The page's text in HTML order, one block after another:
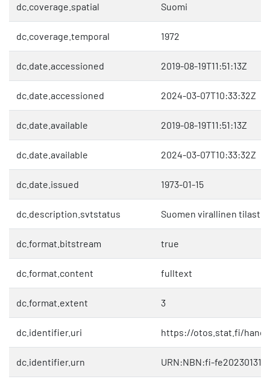
dc.coverage.spatial Suomi
dc.coverage.temporal 1972
dc.date.accessioned 2019-08-19T11:51:13Z
dc.date.accessioned 2024-03-07T10:33:32Z
dc.date.available 2019-08-19T11:51:13Z
dc.date.available 2024-03-07T10:33:32Z
dc.date.issued 1973-01-15
dc.description.svtstatus Suomen virallinen tilasto
dc.format.bitstream true
dc.format.content fulltext
dc.format.extent 3
dc.identifier.uri https://otos.stat.fi/
dc.identifier.urn URN:NBN:fi-